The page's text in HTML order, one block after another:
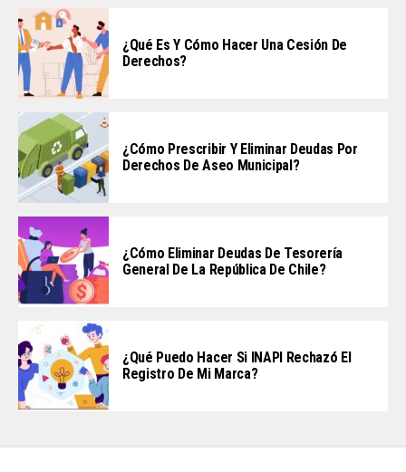
¿Qué Es Y Cómo Hacer Una Cesión De
Derechos?
¿Cómo Prescribir Y Eliminar Deudas Por
Derechos De Aseo Municipal?
¿Cómo Eliminar Deudas De Tesorería
General De La República De Chile?
¿Qué Puedo Hacer Si INAPI Rechazó El
Registro De Mi Marca?